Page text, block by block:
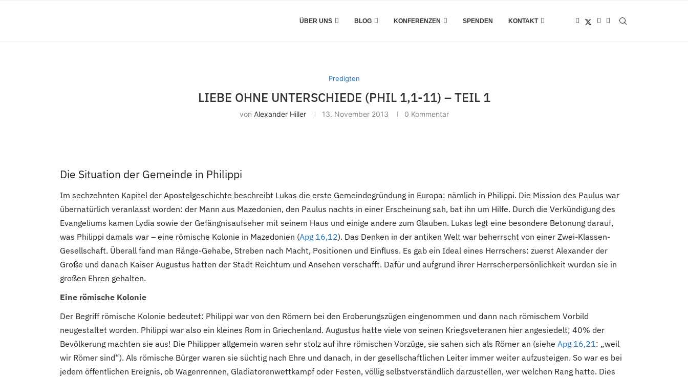
ÜBER UNS BLOG KONFERENZEN SPENDEN KONTAKT
Predigten
LIEBE OHNE UNTERSCHIEDE (PHIL 1,1-11) – TEIL 1
von Alexander Hiller 13. November 2013 0 Kommentar
Die Situation der Gemeinde in Philippi
Im sechzehnten Kapitel der Apostelgeschichte beschreibt Lukas die erste Gemeindegründung in Europa: nämlich in Philippi. Die Mission des Paulus war
übernatürlich veranlasst worden: der Mann aus Mazedonien, den Paulus nachts in einer Erscheinung sah, bat ihn um Hilfe. Durch die Verkündigung des
Evangeliums kamen Lydia sowie der Gefängnisaufseher mit seinem Haus und einige andere zum Glauben. Lukas legt eine besondere Betonung darauf,
was Philippi damals war – eine römische Kolonie in Mazedonien (Apg 16,12). Das Denken in der antiken Welt war beherrscht von einer Zwei-Klassen-
Gesellschaft. Überall fand man Ränge-Gehabe, Streben nach Macht, Positionen und Einfluss. Es gab ein Ideal eines Herrschers: zuerst Alexander der
Große und danach Kaiser Augustus hatten der Stadt Reichtum und Ansehen verschafft. Dafür und aufgrund ihrer Herrscherpersönlichkeit wurden sie in
großen Ehren gehalten.
Eine römische Kolonie
Der Begriff römische Kolonie bedeutet: Philippi war von den Römern bei den Eroberungszügen eingenommen und dann nach römischem Vorbild
neugestaltet worden. Philippi war also ein kleines Rom in Griechenland. Augustus hatte viele von seinen Kriegsveteranen hier angesiedelt; 40% der
Bevölkerung machten sie aus! Die Philipper allgemein waren sehr stolz auf ihre römischen Vorzüge, sie sahen sich als Römer an (siehe Apg 16,21: „weil
wir Römer sind“). Als römische Bürger waren sie süchtig nach Ehre und danach, in der gesellschaftlichen Leiter immer weiter aufzusteigen. So war es bei
jedem öffentlichen Ereignis, ob Wagenrennen, Gladiatorenwettkampf oder Festen, völlig selbstverständlich darzustellen, wer welchen Rang hatte. Dies